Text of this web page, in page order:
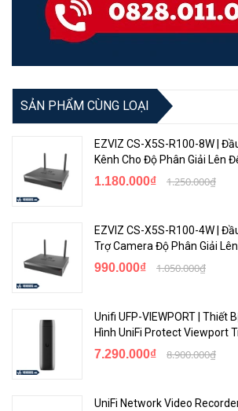
SẢN PHẨM CÙNG LOẠI
EZVIZ CS-X5S-R100-8W |
Kênh Cho Độ Phân Giải Lên
1.180.000₫ 1.250.000₫
EZVIZ CS-X5S-R100-4W |
Trợ Camera Độ Phân Giải
990.000₫ 1.050.000₫
Unifi UFP-VIEWPORT | Thiết
Hình UniFi Protect Viewport
7.290.000₫ 8.900.000₫
UniFi Network Video